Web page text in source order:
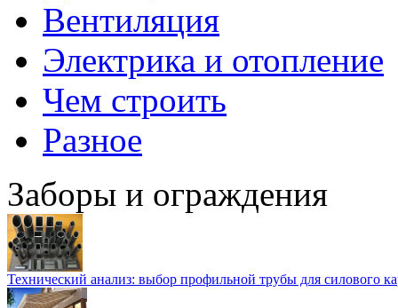
Вентиляция
Электрика и отопление
Чем строить
Разное
Заборы и ограждения
Технический анализ: выбор профильной трубы для силового